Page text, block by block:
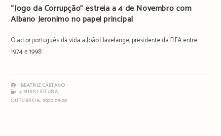
“Jogo da Corrupção” estreia a 4 de Novembro com
Albano Jerónimo no papel principal
O actor português dá vida a João Havelange, presidente da FIFA entre
1974 e 1998.
BEATRIZ CAETANO
4 MINS LEITURA
OUTUBRO 6, 2022 09:00